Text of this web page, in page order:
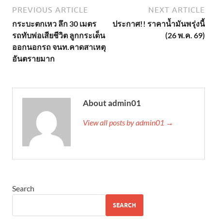
PREVIOUS ARTICLE
กระบะตกเหว ลึก 30 เมตร
รถทับพ่อเสียชีวิต ลูกกระเด็น
ออกนอกรถ จนท.คาดสาเหตุ
อันตรายมาก
NEXT ARTICLE
ประกาศ!! ราคาน้ำมันพรุ่งนี้
(26 พ.ค. 69)
About admin01
View all posts by admin01 →
Search
SEARCH